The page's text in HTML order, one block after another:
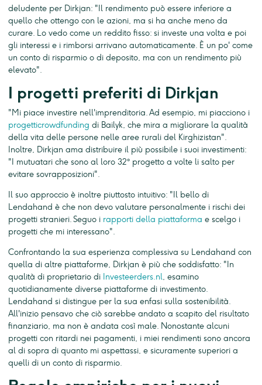
deludente per Dirkjan: "Il rendimento può essere inferiore a
quello che ottengo con le azioni, ma si ha anche meno da
curare. Lo vedo come un reddito fisso: si investe una volta e poi
gli interessi e i rimborsi arrivano automaticamente. È un po' come
un conto di risparmio o di deposito, ma con un rendimento più
elevato".
I progetti preferiti di Dirkjan
"Mi piace investire nell'imprenditoria. Ad esempio, mi piacciono i
progetticrowdfunding di Bailyk, che mira a migliorare la qualità
della vita delle persone nelle aree rurali del Kirghizistan".
Inoltre, Dirkjan ama distribuire il più possibile i suoi investimenti:
"I mutuatari che sono al loro 32° progetto a volte li salto per
evitare sovrapposizioni".
Il suo approccio è inoltre piuttosto intuitivo: "Il bello di
Lendahand è che non devo valutare personalmente i rischi dei
progetti stranieri. Seguo i rapporti della piattaforma e scelgo i
progetti che mi interessano".
Confrontando la sua esperienza complessiva su Lendahand con
quella di altre piattaforme, Dirkjan è più che soddisfatto: "In
qualità di proprietario di Investeerders.nl, esamino
quotidianamente diverse piattaforme di investimento.
Lendahand si distingue per la sua enfasi sulla sostenibilità.
All'inizio pensavo che ciò sarebbe andato a scapito del risultato
finanziario, ma non è andata così male. Nonostante alcuni
progetti con ritardi nei pagamenti, i miei rendimenti sono ancora
al di sopra di quanto mi aspettassi, e sicuramente superiori a
quelli di un conto di risparmio.